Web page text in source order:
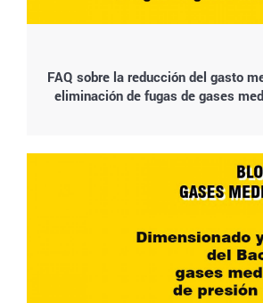
FAQ sobre la reducción del gasto
eliminación de fugas de gases